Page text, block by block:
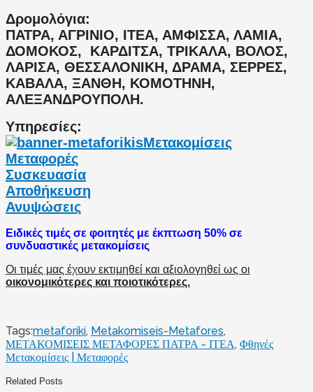
Δρομολόγια:
ΠΑΤΡΑ, ΑΓΡΙΝΙΟ, ΙΤΕΑ, ΑΜΦΙΣΣΑ, ΛΑΜΙΑ,
ΔΟΜΟΚΟΣ, ΚΑΡΔΙΤΣΑ, ΤΡΙΚΑΛΑ, ΒΟΛΟΣ,
ΛΑΡΙΣΑ, ΘΕΣΣΑΛΟΝΙΚΗ, ΔΡΑΜΑ, ΣΕΡΡΕΣ,
ΚΑΒΑΛΑ, ΞΑΝΘΗ, ΚΟΜΟΤΗΝΗ,
ΑΛΕΞΑΝΔΡΟΥΠΟΛΗ.
Υπηρεσίες:
Μετακομίσεις
Μεταφορές
Συσκευασία
Αποθήκευση
Ανυψώσεις
Ειδικές τιμές σε φοιτητές με έκπτωση 50% σε
συνδυαστικές μετακομίσεις
Οι τιμές μας έχουν εκτιμηθεί και αξιολογηθεί ως οι
οικονομικότερες και ποιοτικότερες.
Tags:metaforiki, Metakomiseis-Metafores,
ΜΕΤΑΚΟΜΙΣΕΙΣ ΜΕΤΑΦΟΡΕΣ ΠΑΤΡΑ - ΙΤΕΑ, Φθηνές
Μετακομίσεις | Μεταφορές
Related Posts